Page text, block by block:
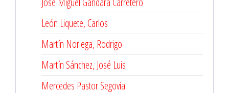
León Liquete, Carlos
Martín Noriega, Rodrigo
Martín Sánchez, José Luis
Mercedes Pastor Segovia